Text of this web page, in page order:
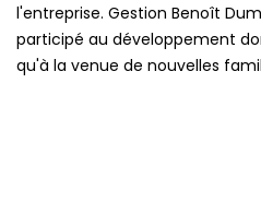
l'entreprise. Gestion Benoît
participé au développement
qu'à la venue de nouvelles